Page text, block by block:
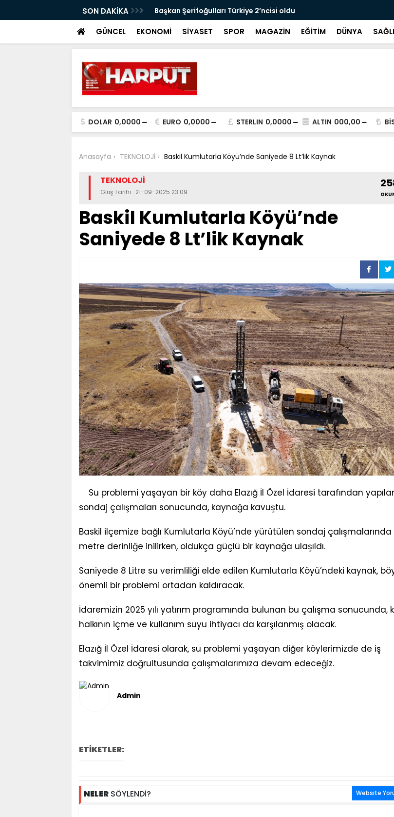
SON DAKİKA Başkan Şerifoğulları Türkiye 2’ncisi oldu
GÜNCEL EKONOMİ SİYASET SPOR MAGAZİN EĞİTİM DÜNYA
DOLAR 0,0000 EURO 0,0000 STERLIN 0,0000 ALTIN 000,00
Anasayfa TEKNOLOJİ Baskil Kumlutarla Köyü’nde Saniyede 8 Lt’lik Kaynak
TEKNOLOJİ
Giriş Tarihi : 21-09-2025 23:09
Baskil Kumlutarla Köyü’nde
Saniyede 8 Lt’lik Kaynak
Su problemi yaşayan bir köy daha Elazığ İl Özel İdaresi tarafından
sondaj çalışmaları sonucunda, kaynağa kavuştu.
Baskil ilçemize bağlı Kumlutarla Köyü’nde yürütülen sondaj çalışmalarında
metre derinliğe inilirken, oldukça güçlü bir kaynağa ulaşıldı.
Saniyede 8 Litre su verimliliği elde edilen Kumlutarla Köyü’ndeki kaynak,
önemli bir problemi ortadan kaldıracak.
İdaremizin 2025 yılı yatırım programında bulunan bu çalışma sonucunda,
halkının içme ve kullanım suyu ihtiyacı da karşılanmış olacak.
Elazığ İl Özel İdaresi olarak, su problemi yaşayan diğer köylerimizde de iş
takvimimiz doğrultusunda çalışmalarımıza devam edeceğiz.
Admin
ETİKETLER:
NELER SÖYLENDİ? Website